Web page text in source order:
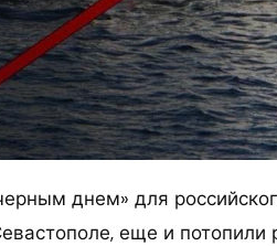
днем» для
еще и потопили